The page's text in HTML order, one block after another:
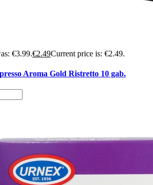
€3.99.€2.49Current price is: €2.49.
Aroma Gold Ristretto 10 gab.